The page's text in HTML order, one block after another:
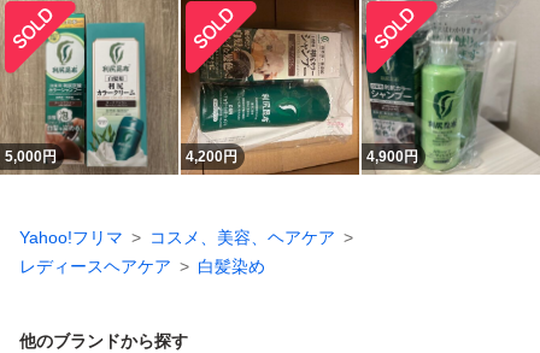
5,000円 4,200円 4,900円
Yahoo!フリマ
コスメ、美容、ヘアケア
レディースヘアケア
白髪染め
他のブランドから探す